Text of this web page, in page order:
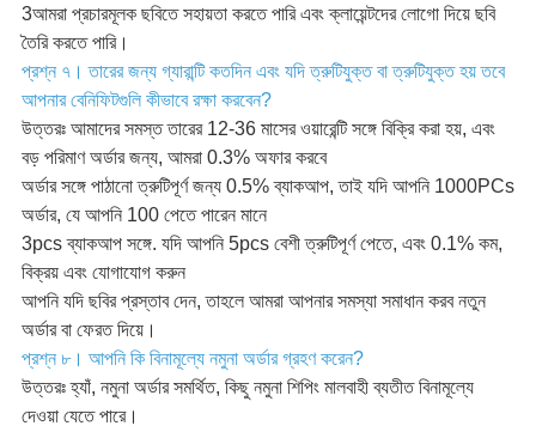
3আমরা প্রচারমূলক ছবিতে সহায়তা করতে পারি এবং ক্লায়েন্টদের লোগো দিয়ে ছবি
তৈরি করতে পারি।
প্রশ্ন ৭। তারের জন্য গ্যারান্টি কতদিন এবং যদি ত্রুটিযুক্ত বা ত্রুটিযুক্ত হয় তবে
আপনার বেনিফিটগুলি কীভাবে রক্ষা করবেন?
উত্তরঃ আমাদের সমস্ত তারের 12-36 মাসের ওয়ারেন্টি সঙ্গে বিক্রি করা হয়, এবং
বড় পরিমাণ অর্ডার জন্য, আমরা 0.3% অফার করবে
অর্ডার সঙ্গে পাঠানো ত্রুটিপূর্ণ জন্য 0.5% ব্যাকআপ, তাই যদি আপনি 1000PCs
অর্ডার, যে আপনি 100 পেতে পারেন মানে
3pcs ব্যাকআপ সঙ্গে. যদি আপনি 5pcs বেশী ত্রুটিপূর্ণ পেতে, এবং 0.1% কম,
বিক্রয় এবং যোগাযোগ করুন
আপনি যদি ছবির প্রস্তাব দেন, তাহলে আমরা আপনার সমস্যা সমাধান করব নতুন
অর্ডার বা ফেরত দিয়ে।
প্রশ্ন ৮। আপনি কি বিনামূল্যে নমুনা অর্ডার গ্রহণ করেন?
উত্তরঃ হ্যাঁ, নমুনা অর্ডার সমর্থিত, কিছু নমুনা শিপিং মালবাহী ব্যতীত বিনামূল্যে
দেওয়া যেতে পারে।